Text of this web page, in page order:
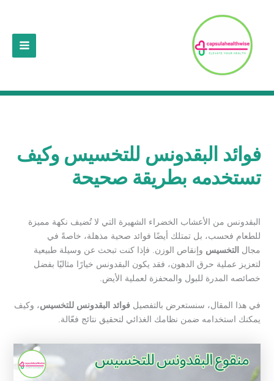
المحتوى
فوائد البقدونس للتخسيس وكيف
تستخدمه بطريقة صحيحة
البقدونس من الأعشاب الخضراء الشهيرة التي لا تُضيف نكهة مميزة
للطعام فحسب، بل تمتلك أيضًا فوائد صحية مذهلة، خاصةً في
مجال التخسيس وإنقاص الوزن. فإذا كنت تبحث عن وسيلة طبيعية
لتعزيز عملية حرق الدهون، فقد يكون البقدونس خيارًا مثاليًا بفضل
خصائصه المدرة للبول والمحفزة لعملية الأيض.
في هذا المقال، سنستعرض بالتفصيل فوائد البقدونس للتخسيس، وكيف
يمكنك استخدامه ضمن نظامك الغذائي لتحقيق نتائج فعّالة.